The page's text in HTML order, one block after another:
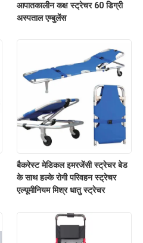
आपातकालीन कक्ष स्ट्रेचर 60 डिग्री
अस्पताल एम्बुलेंस
बैकरेस्ट मेडिकल इमरजेंसी स्ट्रेचर बेड
के साथ हल्के रोगी परिवहन स्ट्रेचर
एल्यूमीनियम मिश्र धातु स्ट्रेचर